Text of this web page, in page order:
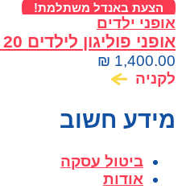
הצעת באנדל משתלמת!
אופני ילדים
אופני פוליגון לילדים Polygon Relic 20
₪ 1,400.00
לקניה
מידע חשוב
ביטול עסקה
אודות